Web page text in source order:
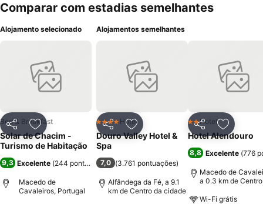
Aldeias de Portugal, aqui poderá ficar a saber um pouco mais da
http://www.cmmacedodecavaleiros.pt/pages/400 Bem perto
um paraíso em Trás-os-Montes. Uma visita que vale a pena não só
para desfrutar da envolvência, bem como de todas as atividades
que lá poderão ser realizadas, destacamos o Birdwatching, BTT,
radicais. Estes são alguns dos motivos para que nos possa visitar,
teremos muito gosto em poder recebê-los num ambiente bastante
familiar, que é o que nos caracteriza. Estamos disponíveis para
qualquer informação adicional, não hesite em nos contactar-nos.
Comparar com estadias semelhantes
Alojamento selecionado
PartilharAdicionar aos favoritos
Bed & Breakfast
Solar de Chacim -
Turismo de Habitação
9,3 Excelente (244 pontuações)
Macedo de
Cavaleiros, Portugal
Alojamentos semelhantes
PartilharAdicionar aos favoritos
4 EstrelasHotel
Douro Valley Hotel &
Spa
7,0 (3.761 pontuações)
Alfândega da Fé, a 9.1
km de Centro da cidade
Partilhar
2 Estrelas
Hotel
Hotel Alendouro
8,8 Excelente (776
Macedo de
a 0.3 km de
Wi-Fi grátis